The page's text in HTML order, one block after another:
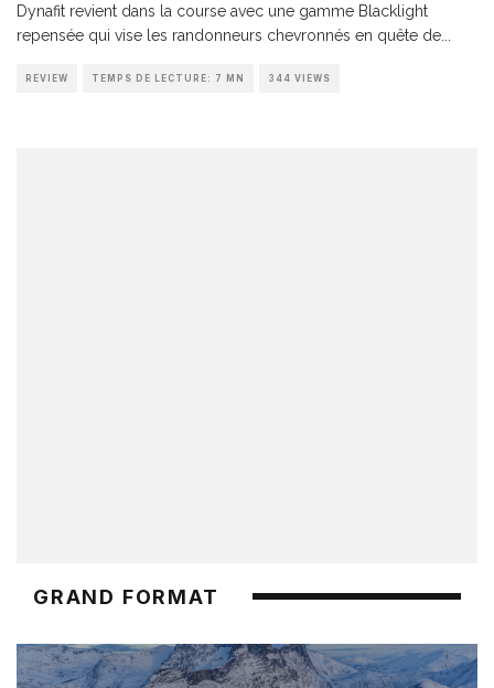
Dynafit revient dans la course avec une gamme Blacklight
repensée qui vise les randonneurs chevronnés en quête de
REVIEW TEMPS DE LECTURE: 7 MN 344 VIEWS
GRAND FORMAT